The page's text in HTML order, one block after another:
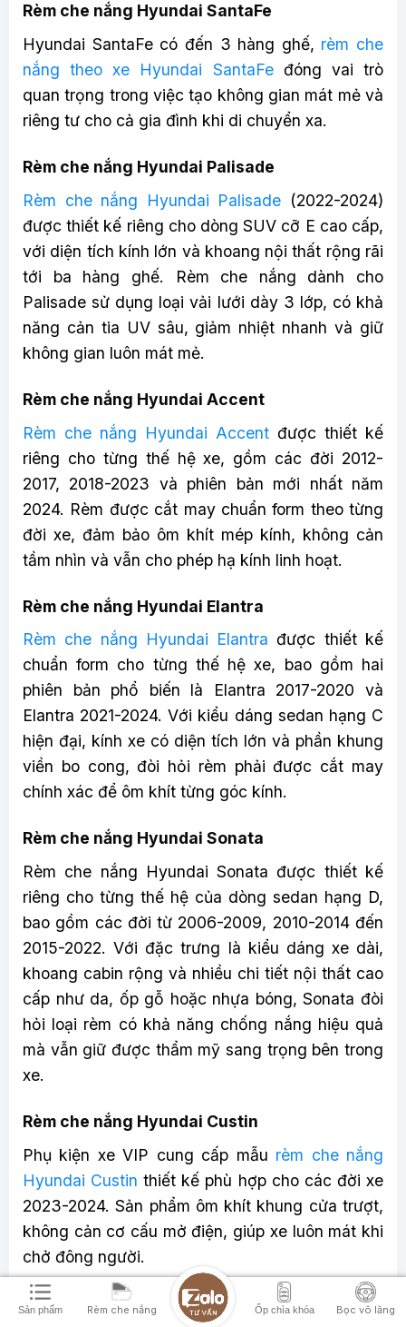
Rèm che nắng Hyundai SantaFe
Hyundai SantaFe có đến 3 hàng ghế, rèm che
nắng theo xe Hyundai SantaFeđóng vai trò
quan trọng trong việc tạo không gian mát mẻ và
riêng tư cho cả gia đình khi di chuyển xa.
Rèm che nắng Hyundai Palisade
Rèm che nắng Hyundai Palisade (2022-2024)
được thiết kế riêng cho dòng SUV cỡ E cao cấp,
với diện tích kính lớn và khoang nội thất rộng rãi
tới ba hàng ghế. Rèm che nắng dành cho
Palisade sử dụng loại vải lưới dày 3 lớp, có khả
năng cản tia UV sâu, giảm nhiệt nhanh và giữ
không gian luôn mát mẻ.
Rèm che nắng Hyundai Accent
Rèm che nắng Hyundai Accent được thiết kế
riêng cho từng thế hệ xe, gồm các đời 2012-
2017, 2018-2023 và phiên bản mới nhất năm
2024. Rèm được cắt may chuẩn form theo từng
đời xe, đảm bảo ôm khít mép kính, không cản
tầm nhìn và vẫn cho phép hạ kính linh hoạt.
Rèm che nắng Hyundai Elantra
Rèm che nắng Hyundai Elantra được thiết kế
chuẩn form cho từng thế hệ xe, bao gồm hai
phiên bản phổ biến là Elantra 2017-2020 và
Elantra 2021-2024. Với kiểu dáng sedan hạng C
hiện đại, kính xe có diện tích lớn và phần khung
viền bo cong, đòi hỏi rèm phải được cắt may
chính xác để ôm khít từng góc kính.
Rèm che nắng Hyundai Sonata
Rèm che nắng Hyundai Sonata được thiết kế
riêng cho từng thế hệ của dòng sedan hạng D,
bao gồm các đời từ 2006-2009, 2010-2014 đến
2015-2022. Với đặc trưng là kiểu dáng xe dài,
khoang cabin rộng và nhiều chi tiết nội thất cao
cấp như da, ốp gỗ hoặc nhựa bóng, Sonata đòi
hỏi loại rèm có khả năng chống nắng hiệu quả
mà vẫn giữ được thẩm mỹ sang trọng bên trong
xe.
Rèm che nắng Hyundai Custin
Phụ kiện xe VIP cung cấp mẫu rèm che nắng
Hyundai Custin thiết kế phù hợp cho các đời xe
2023-2024. Sản phẩm ôm khít khung cửa trượt,
không cản cơ cấu mở điện, giúp xe luôn mát khi
chở đông người.
Rèm che nắng Hyundai Grand i10
Sản phẩm Rèm che nắng Ốp chìa khóa Bọc vô lăng